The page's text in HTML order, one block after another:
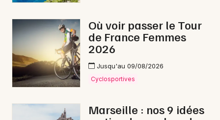
Où voir passer le Tour
de France Femmes
2026
Jusqu'au 09/08/2026
Cyclosportives
Marseille : nos 9 idées